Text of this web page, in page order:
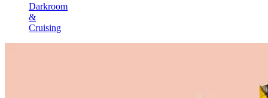
Darkroom
&
Cruising